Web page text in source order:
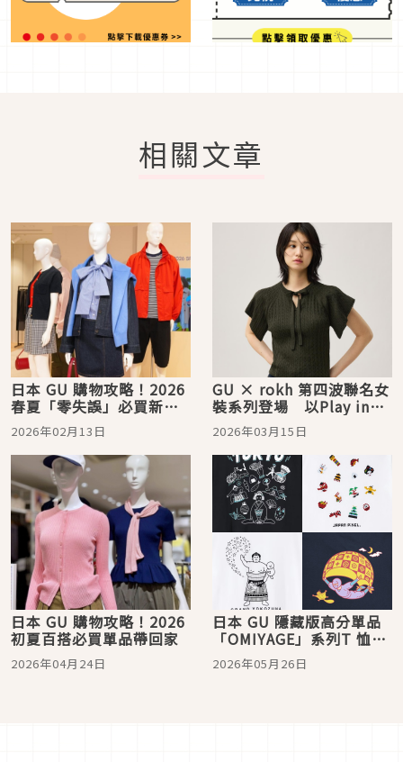
相關文章
日本 GU 購物攻略！2026
春夏「零失誤」必買新品
公開
2026年02月13日
GU × rokh 第四波聯名女
裝系列登場 以Play in
Style主題詮釋工裝與浪漫
荷葉時尚
2026年03月15日
日本 GU 購物攻略！2026
初夏百搭必買單品帶回家
2026年04月24日
日本 GU 隱藏版高分單品
「OMIYAGE」系列T 恤！
藝術聯名 x 無性別穿搭 x
高CP值
2026年05月26日